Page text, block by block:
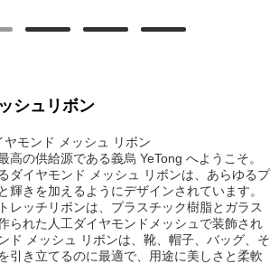
シュリボン
モンド メッシュ リボン
高の供給源である義烏 YeTong へようこそ。
ダイヤモンド メッシュ リボンは、あらゆるプ
輝きを加えるようにデザインされています。
レッチリボンは、プラスチック樹脂とガラス
られた人工ダイヤモンドメッシュで装飾され
ド メッシュ リボンは、靴、帽子、バッグ、そ
引き立てるのに最適で、用途に美しさと柔軟